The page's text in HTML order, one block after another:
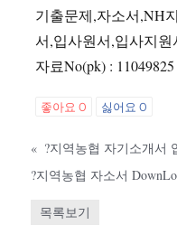
기출문제,자소서,NH
서,입사원서,입사지원
자료No(pk) : 11049825
좋아요0 싫어요0
«
?지역농협 자소서
목록보기